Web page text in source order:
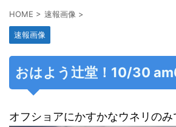
HOME > 速報画像 >
速報画像
おはよう辻堂！10/30
オフショアにかすかなウネリのみ